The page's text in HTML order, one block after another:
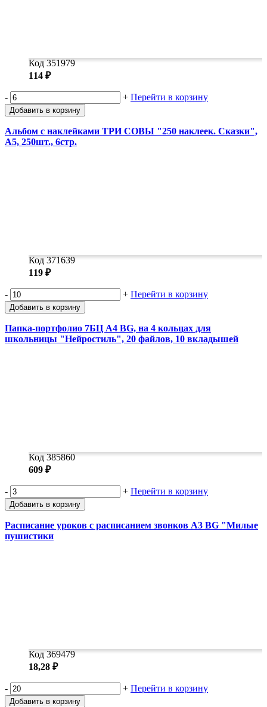
Код 351979
114 ₽
- + Перейти в корзину
Добавить в корзину
Альбом с наклейками ТРИ СОВЫ "250 наклеек. Сказки",
А5, 250шт., 6стр.
Код 371639
119 ₽
- + Перейти в корзину
Добавить в корзину
Папка-портфолио 7БЦ А4 BG, на 4 кольцах для
школьницы "Нейростиль", 20 файлов, 10 вкладышей
Код 385860
609 ₽
- + Перейти в корзину
Добавить в корзину
Расписание уроков с расписанием звонков А3 BG "Милые
пушистики
Код 369479
18,28 ₽
- + Перейти в корзину
Добавить в корзину